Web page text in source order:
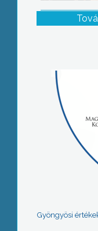
Gyöngyösi